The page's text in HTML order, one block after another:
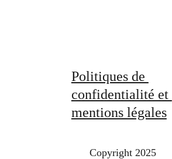
Politiques de
confidentialité et
mentions légales
Copyright 2025